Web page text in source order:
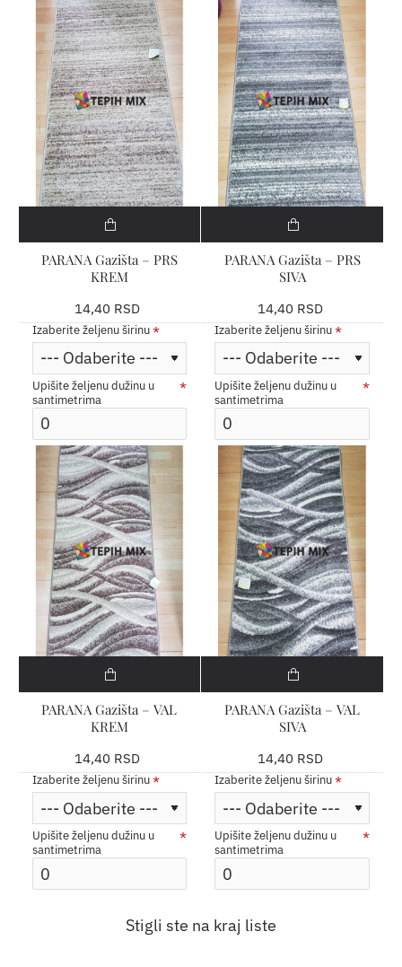
PARANA Gazišta – PRS
KREM
14,40 RSD
Izaberite željenu širinu
Upišite željenu dužinu u
santimetrima
PARANA Gazišta – PRS
SIVA
14,40 RSD
Izaberite željenu širinu
Upišite željenu dužinu u
santimetrima
PARANA Gazišta – VAL
KREM
14,40 RSD
Izaberite željenu širinu
Upišite željenu dužinu u
santimetrima
PARANA Gazišta – VAL
SIVA
14,40 RSD
Izaberite željenu širinu
Upišite željenu dužinu u
santimetrima
Stigli ste na kraj liste